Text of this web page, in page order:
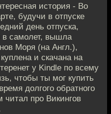
история - Во
будучи в отпуске
день отпуска,
в самолет, вышла
Моря (на Англ.),
и скачана на
у Kindle по всему
чтобы ты мог купить
долгого обратного
читал про Викингов